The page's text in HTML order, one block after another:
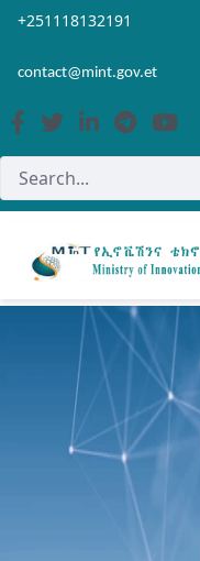
Skip to Main Content
Open Accessibility Menu
+251118132191
contact@mint.gov.et